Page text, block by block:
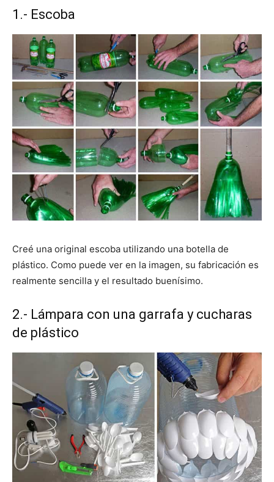
1.- Escoba
Creé una original escoba utilizando una botella de
plástico. Como puede ver en la imagen, su fabricación es
realmente sencilla y el resultado buenísimo.
2.- Lámpara con una garrafa y cucharas
de plástico